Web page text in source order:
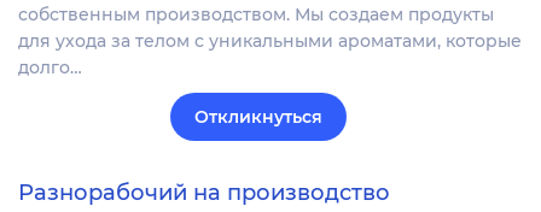
собственным производством. Мы создаем продукты
для ухода за телом с уникальными ароматами, которые
долго…
Откликнуться
Разнорабочий на производство